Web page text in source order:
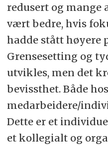
redusert og mange
vært bedre, hvis
hadde stått høyere
Grensesetting og
utvikles, men det
bevissthet. Både hos
medarbeidere/
Dette er et
et kollegialt og